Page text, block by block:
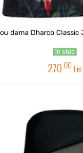
dama Dharco Classic
în stoc
270 00 Lei